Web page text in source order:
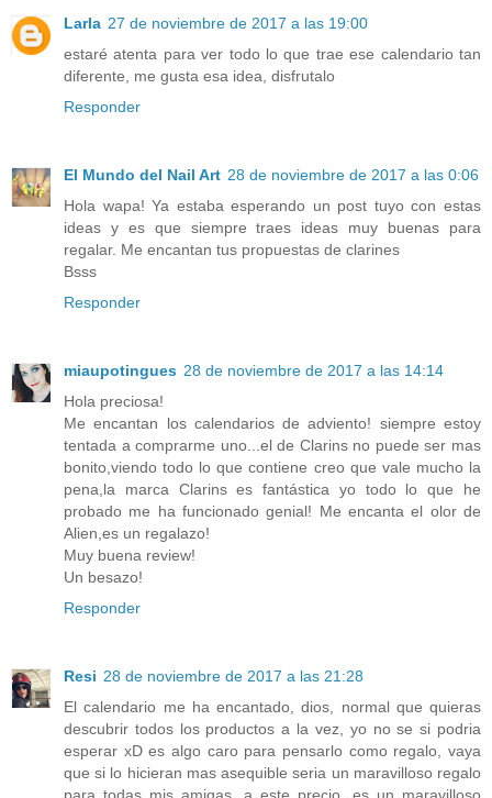
Larla 27 de noviembre de 2017 a las 19:00
estaré atenta para ver todo lo que trae ese calendario tan
diferente, me gusta esa idea, disfrutalo
Responder
El Mundo del Nail Art 28 de noviembre de 2017 a las 0:06
Hola wapa! Ya estaba esperando un post tuyo con estas
ideas y es que siempre traes ideas muy buenas para
regalar. Me encantan tus propuestas de clarines
Bsss
Responder
miaupotingues 28 de noviembre de 2017 a las 14:14
Hola preciosa!
Me encantan los calendarios de adviento! siempre estoy
tentada a comprarme uno...el de Clarins no puede ser mas
bonito,viendo todo lo que contiene creo que vale mucho la
pena,la marca Clarins es fantástica yo todo lo que he
probado me ha funcionado genial! Me encanta el olor de
Alien,es un regalazo!
Muy buena review!
Un besazo!
Responder
Resi 28 de noviembre de 2017 a las 21:28
El calendario me ha encantado, dios, normal que quieras
descubrir todos los productos a la vez, yo no se si podria
esperar xD es algo caro para pensarlo como regalo, vaya
que si lo hicieran mas asequible seria un maravilloso regalo